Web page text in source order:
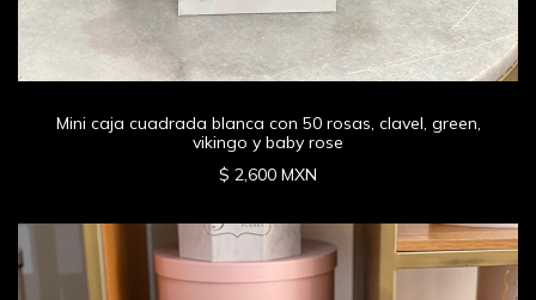
Mini caja cuadrada blanca con 50 rosas, clavel, green,
vikingo y baby rose
$ 2,600 MXN